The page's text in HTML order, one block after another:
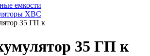
емкости
ХВС
35 ГП к
35 ГП к